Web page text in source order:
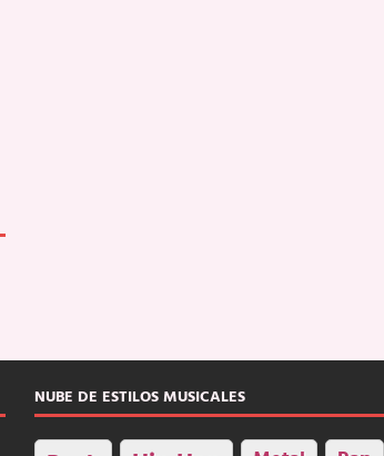
NUBE DE ESTILOS MUSICALES